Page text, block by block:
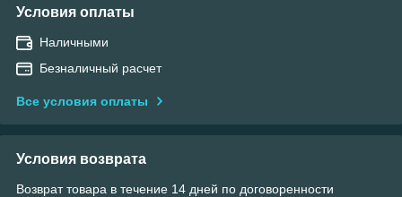
Условия оплаты
Наличными
Безналичный расчет
Все условия оплаты
Условия возврата
Возврат товара в течение 14 дней по договоренности